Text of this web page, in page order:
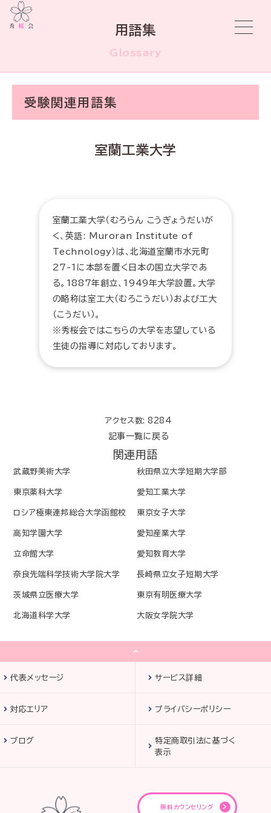
用語集
Glossary
受験関連用語集
室蘭工業大学
室蘭工業大学（むろらん こうぎょうだいが
く、英語: Muroran Institute of
Technology）は、北海道室蘭市水元町
27-1に本部を置く日本の国立大学であ
る。1887年創立、1949年大学設置。大学
の略称は室工大（むろこうだい）および工大
（こうだい）。
※秀桜会ではこちらの大学を志望している
生徒の指導に対応しております。
アクセス数: 8284
記事一覧に戻る
関連用語
武蔵野美術大学 秋田県立大学短期大学部
東京薬科大学 愛知工業大学
ロシア極東連邦総合大学函館校 東京女子大学
高知学園大学 愛知産業大学
立命館大学 愛知教育大学
奈良先端科学技術大学院大学 長崎県立女子短期大学
茨城県立医療大学 東京有明医療大学
北海道科学大学 大阪女学院大学
代表メッセージ サービス詳細
対応エリア プライバシーポリシー
ブログ
特定商取引法に基づく
表示
無料カウンセリング